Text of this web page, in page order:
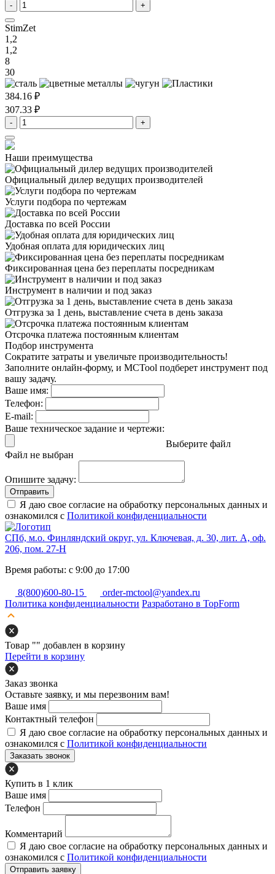
- +
StimZet
1,2
1,2
8
30
384.16 ₽
307.33 ₽
- +
Наши преимущества
Официальный дилер ведущих производителей
Услуги подбора по чертежам
Доставка по всей России
Удобная оплата для юридических лиц
Фиксированная цена без переплаты посредникам
Инструмент в наличии и под заказ
Отгрузка за 1 день, выставление счета в день заказа
Отсрочка платежа постоянным клиентам
Подбор инструмента
Сократите затраты и увеличьте производительность!
Заполните онлайн-форму, и MCTool подберет инструмент под
вашу задачу.
Ваше имя:
Телефон:
E-mail:
Ваше техническое задание и чертежи:
Выберите файл
Файл не выбран
Опишите задачу:
Отправить
Я даю свое согласие на обработку персональных данных и
ознакомился с Политикой конфиденциальности
СПб, м.о. Финляндский округ, ул. Ключевая, д. 30, лит. А, оф.
206, пом. 27-Н
Время работы: с 9:00 до 17:00
8(800)600-80-15
order-mctool@yandex.ru
Политика конфиденциальности Разработано в TopForm
Товар "" добавлен в корзину
Перейти в корзину
Заказ звонка
Оставьте заявку, и мы перезвоним вам!
Ваше имя
Контактный телефон
Я даю свое согласие на обработку персональных данных и
ознакомился с Политикой конфиденциальности
Заказать звонок
Купить в 1 клик
Ваше имя
Телефон
Комментарий
Я даю свое согласие на обработку персональных данных и
ознакомился с Политикой конфиденциальности
Отправить заявку